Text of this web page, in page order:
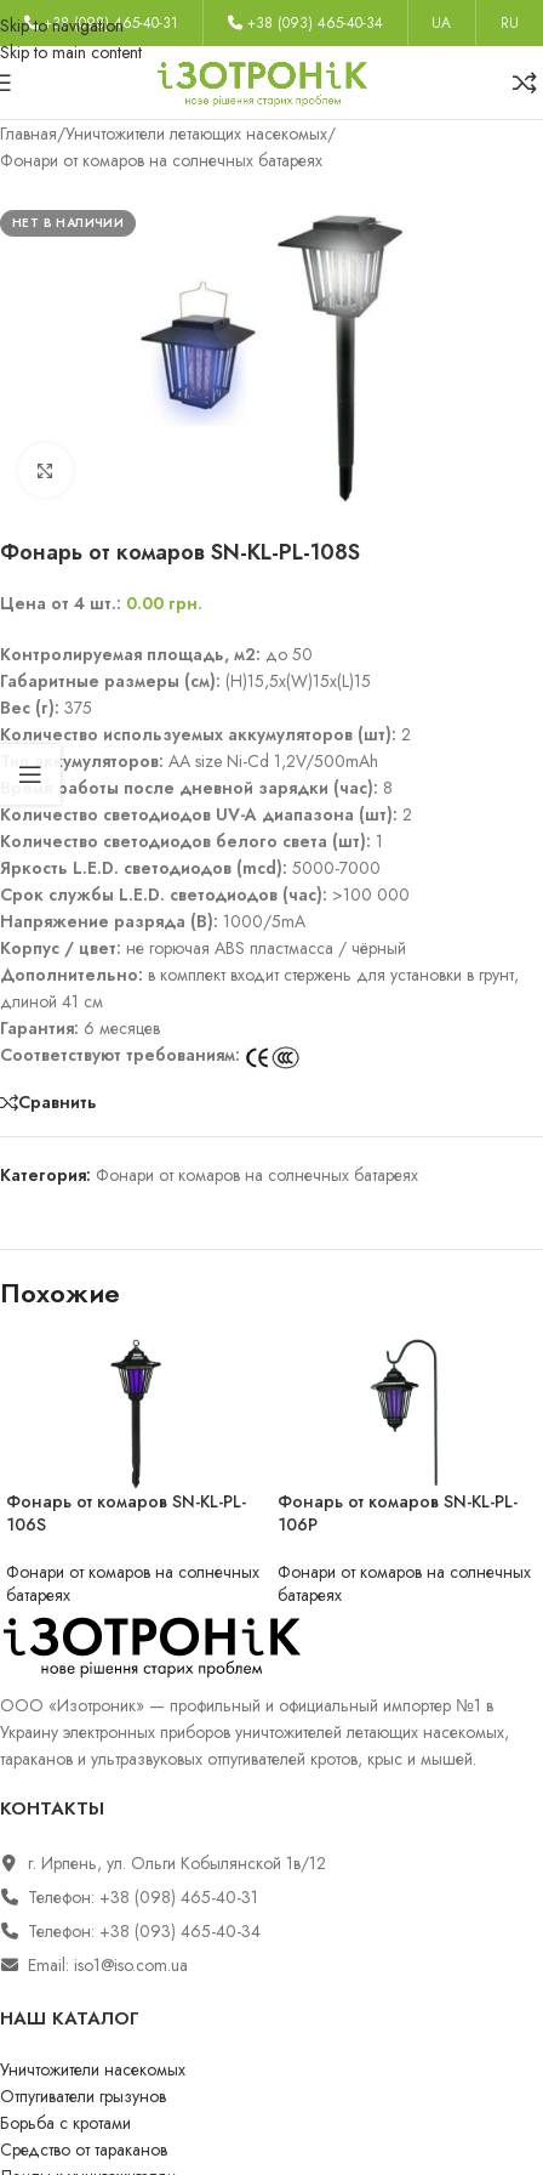
Skip to navigation
Skip to main content
+38 (098) 465-40-31 +38 (093) 465-40-34 UA RU
Главная/Уничтожители летающих насекомых/
Фонари от комаров на солнечных батареях
НЕТ В НАЛИЧИИ
Фонарь от комаров SN-KL-PL-108S
Цена от 4 шт.: 0.00 грн.
Контролируемая площадь, м2: до 50
Габаритные размеры (см): (H)15,5x(W)15x(L)15
Вес (г): 375
Количество используемых аккумуляторов (шт): 2
Тип аккумуляторов: AA size Ni-Cd 1,2V/500mAh
Время работы после дневной зарядки (час): 8
Количество светодиодов UV-A диапазона (шт): 2
Количество светодиодов белого света (шт): 1
Яркость L.E.D. светодиодов (mcd): 5000-7000
Срок службы L.E.D. светодиодов (час): >100 000
Напряжение разряда (В): 1000/5mA
Корпус / цвет: не горючая ABS пластмасса / чёрный
Дополнительно: в комплект входит стержень для установки в грунт,
длиной 41 см
Гарантия: 6 месяцев
Соответствуют требованиям:
Сравнить
Категория: Фонари от комаров на солнечных батареях
Похожие
НЕТ В НАЛИЧИИ
Фонарь от комаров SN-KL-PL-
106S
Фонари от комаров на солнечных
батареях
НЕТ В НАЛИЧИИ
Фонарь от комаров SN-KL-PL-
106P
Фонари от комаров на солнечных
батареях
ООО «Изотроник» — профильный и официальный импортер №1 в
Украину электронных приборов уничтожителей летающих насекомых,
тараканов и ультразвуковых отпугивателей кротов, крыс и мышей.
КОНТАКТЫ
г. Ирпень, ул. Ольги Кобылянской 1в/12
Телефон: +38 (098) 465-40-31
Телефон: +38 (093) 465-40-34
Email: iso1@iso.com.ua
НАШ КАТАЛОГ
Уничтожители насекомых
Отпугиватели грызунов
Борьба с кротами
Средство от тараканов